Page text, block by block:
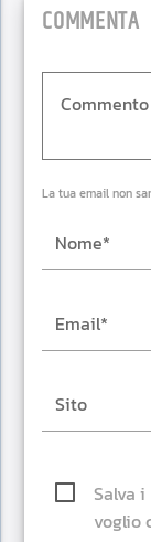
COMMENTA
La tua email non
Salva
voglio